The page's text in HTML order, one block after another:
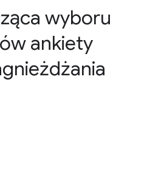
wyboru
ankiety